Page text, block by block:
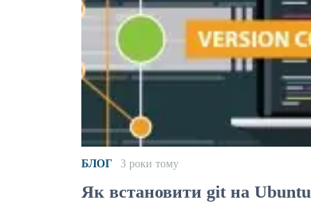
БЛОГ 3 роки тому
Як встановити git на Ubuntu